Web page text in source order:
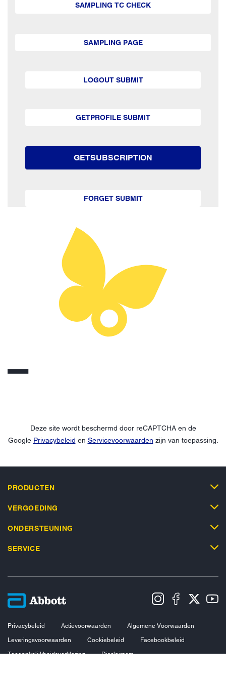
SAMPLING TC CHECK
SAMPLING PAGE
LOGOUT SUBMIT
GETPROFILE SUBMIT
GETSUBSCRIPTION
FORGET SUBMIT
Deze site wordt beschermd door reCAPTCHA en de
Google Privacybeleid en Servicevoorwaarden zijn van toepassing.
PRODUCTEN
VERGOEDING
ONDERSTEUNING
SERVICE
Privacybeleid Actievoorwaarden
Algemene Voorwaarden
Leveringsvoorwaarden
Cookiebeleid
Facebookbeleid
Toegankelijkheidsverklaring
Disclaimers